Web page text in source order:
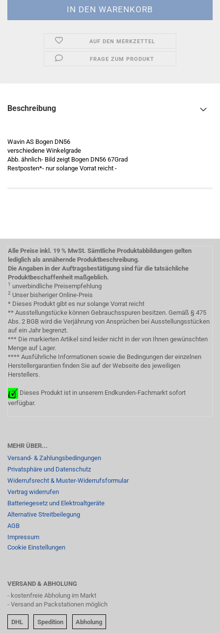
AUF DEN MERKZETTEL
FRAGE ZUM PRODUKT
Beschreibung
Wavin AS Bogen DN56
verschiedene Winkelgrade
Abb. ähnlich- Bild zeigt Bogen DN56 67Grad
Restposten*- nur solange Vorrat reicht -
Alle Preise inkl. 19 % MwSt. Sämtliche Produktabbildungen gelten
lediglich als annähernde Produktbeschreibung.
Die Angaben in der Auftragsbestätigung sind für die tatsächliche
Produktbeschaffenheit maßgeblich.
1 unverbindliche Preisempfehlung
2 Unser bisheriger Online-Preis
* Dieses Produkt gibt es nur solange Vorrat reicht
** Ausstellungstücke können Gebrauchsspuren besitzen. Gemäß § 475
Abs. 2 BGB wird die Verjährung von Ansprüchen bei Ausstellungsstücken
auf ein Jahr begrenzt.
*** Die markierten Artikel sind leider nicht in der von Ihnen gewünschten
Menge auf Lager.
**** Ausführliche Informationen sowie die Bedingungen der einzelnen
Herstellergarantien finden Sie auf der Webseite des jeweiligen
Herstellers.
Dieses Produkt ist in unserem Endkunden-Fachmarkt sofort
verfügbar.
MEHR ÜBER...
Versand- & Zahlungsbedingungen
Privatsphäre und Datenschutz
Widerrufsrecht & Muster-Widerrufsformular
Vertrag widerrufen
Batteriegesetz und Elektroaltgeräte
Alternative Streitbeilegung
AGB
Impressum
Cookie Einstellungen
VERSAND & ABHOLUNG
- kostenfreie Abholung im Markt
- Versand an Packstationen möglich
DHL Spedition Abholung